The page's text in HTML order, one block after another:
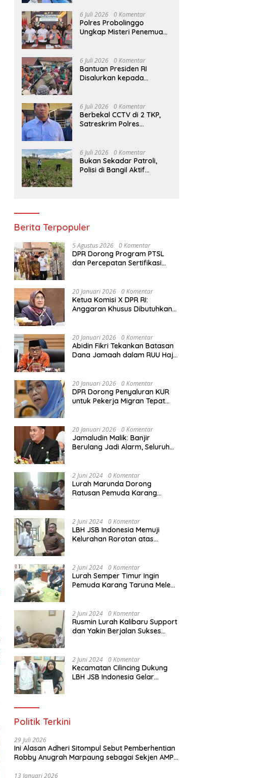
di Car Free Day Makassar
6 Juli 2026 0 Komentar
Polres Probolinggo
Ungkap Misteri Penemuan
Diamankan
6 Juli 2026 0 Komentar
Bantuan Presiden RI
Disalurkan kepada
Trauma Healing di Intan
Jaya
6 Juli 2026 0 Komentar
Berbekal CCTV di 2 TKP,
Satreskrim Polres
Nyenyak di Sidoarjo
6 Juli 2026 0 Komentar
Bukan Sekadar Patroli,
Polisi di Bangil Aktif
Berita Terpopuler
5 Agustus 2026 0 Komentar
DPR Dorong Program PTSL
dan Percepatan Sertifikasi
20 Januari 2026 0 Komentar
Ketua Komisi X DPR RI:
Anggaran Khusus Dibutuhkan
Akibat Bencana
20 Januari 2026 0 Komentar
Abidin Fikri Tekankan Batasan
Dana Jamaah dalam RUU Haji
20 Januari 2026 0 Komentar
DPR Dorong Penyaluran KUR
untuk Pekerja Migran Tepat
PMI
20 Januari 2026 0 Komentar
Jamaludin Malik: Banjir
Berulang Jadi Alarm, Seluruh
2 Juni 2024 0 Komentar
Lurah Marunda Dorong
Ratusan Pemuda Karang
Paralegal Gratis Yang
Diadakan LBH JSB Indonesia
2 Juni 2024 0 Komentar
LBH JSB Indonesia Memuji
Kelurahan Rorotan atas
150 orang Pemuda Karang
Taruna di Jakarta Utara
2 Juni 2024 0 Komentar
Lurah Semper Timur Ingin
Pemuda Karang Taruna Melek
Diadakan LBH JSB Indonesia
2 Juni 2024 0 Komentar
Rusmin Lurah Kalibaru Support
dan Yakin Berjalan Sukses
Taruna di Jakarta Utara
2 Juni 2024 0 Komentar
Kecamatan Cilincing Dukung
LBH JSB Indonesia Gelar
Politik Terkini
29 Juli 2026
Ini Alasan Adheri Sitompul Sebut Pemberhentian
Robby Anugrah Marpaung sebagai Sekjen AMPI
13 Januari 2026